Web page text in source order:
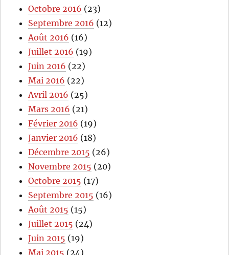
Octobre 2016 (23)
Septembre 2016 (12)
Août 2016 (16)
Juillet 2016 (19)
Juin 2016 (22)
Mai 2016 (22)
Avril 2016 (25)
Mars 2016 (21)
Février 2016 (19)
Janvier 2016 (18)
Décembre 2015 (26)
Novembre 2015 (20)
Octobre 2015 (17)
Septembre 2015 (16)
Août 2015 (15)
Juillet 2015 (24)
Juin 2015 (19)
Mai 2015 (24)